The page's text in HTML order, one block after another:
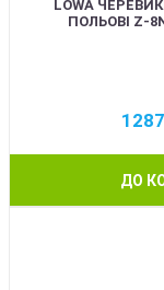
LOWA
ПОЛЬОВІ Z-
ДО